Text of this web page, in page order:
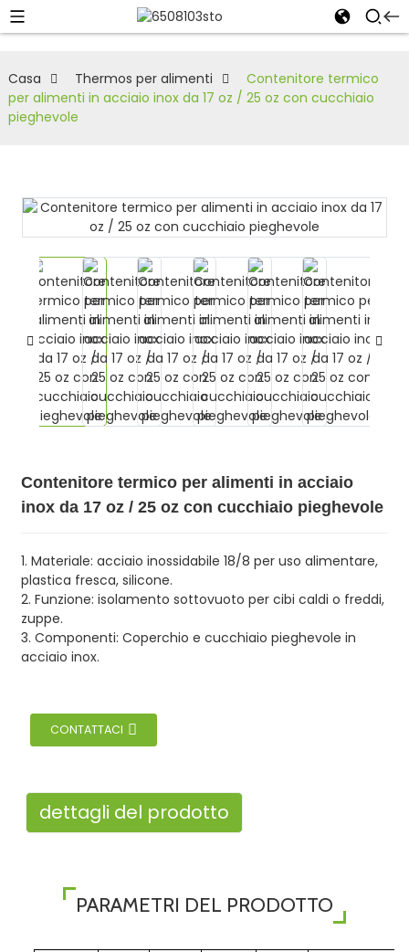
Casa Thermos per alimenti
Contenitore termico
per alimenti in acciaio inox da 17 oz / 25 oz con cucchiaio
pieghevole
Contenitore termico per alimenti in acciaio
inox da 17 oz / 25 oz con cucchiaio pieghevole
1. Materiale: acciaio inossidabile 18/8 per uso alimentare,
plastica fresca, silicone.
2. Funzione: isolamento sottovuoto per cibi caldi o freddi,
zuppe.
3. Componenti: Coperchio e cucchiaio pieghevole in
acciaio inox.
CONTATTACI
dettagli del prodotto
PARAMETRI DEL PRODOTTO